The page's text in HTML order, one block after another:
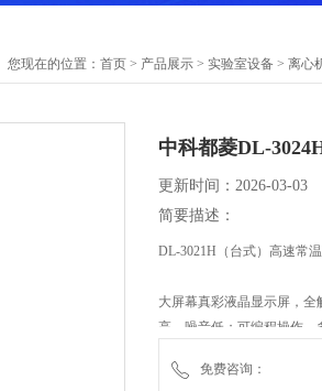
您现在的位置： 首页 > 产品展示 > 实验室设备 > 离心
中科都菱DL-
更新时间：2026-03-03
简要描述：
DL-3021H（台式）高速常
大屏幕真彩液晶显示屏，
高，噪音低；可编程操作
生化制品、医疗检验、食品
免费咨询：